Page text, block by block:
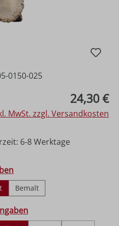
0150-025
24,30 €
MwSt. zzgl. Versandkosten
6-8 Werktage
Bemalt